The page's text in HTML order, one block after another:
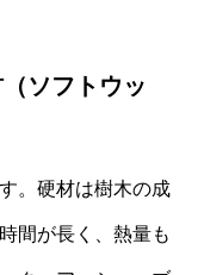
ソフトウッ
。硬材は樹木の成
間が長く、熱量も